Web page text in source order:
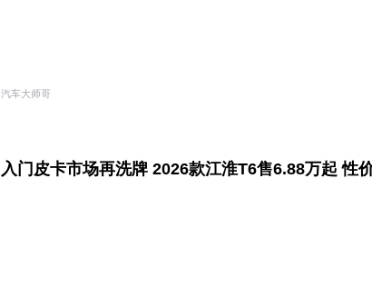
汽车大师哥
入门皮卡市场再洗牌 2026款江淮T6售6.88万起 性